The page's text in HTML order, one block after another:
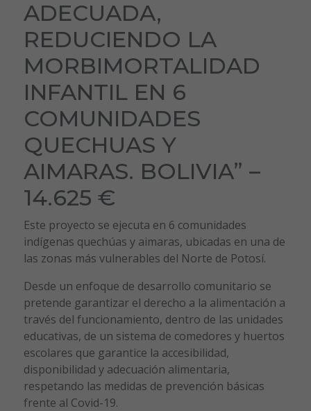
ADECUADA,
REDUCIENDO LA
MORBIMORTALIDAD
INFANTIL EN 6
COMUNIDADES
QUECHUAS Y
AIMARAS. BOLIVIA” –
14.625 €
Este proyecto se ejecuta en 6 comunidades
indígenas quechúas y aimaras, ubicadas en una de
las zonas más vulnerables del Norte de Potosí.
Desde un enfoque de desarrollo comunitario se
pretende garantizar el derecho a la alimentación a
través del funcionamiento, dentro de las unidades
educativas, de un sistema de comedores y huertos
escolares que garantice la accesibilidad,
disponibilidad y adecuación alimentaria,
respetando las medidas de prevención básicas
frente al Covid-19.